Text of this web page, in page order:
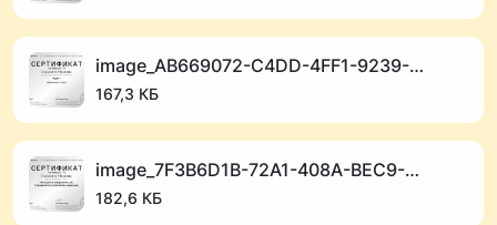
image_AB669072-C4DD-4FF1-9239-860E33F5B029_1768912824.png
167,3 КБ
image_7F3B6D1B-72A1-408A-BEC9-81192620ABAA_1768912818.png
182,6 КБ